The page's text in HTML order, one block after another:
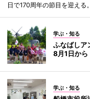
日で170周年の節目を迎える。
学ぶ・知る
ふなばし
8月1日から
学ぶ・知る